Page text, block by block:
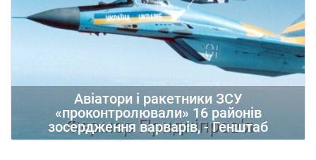
Авіатори і ракетники ЗСУ
«проконтролювали» 16 районів
зосердження варварів, - Генштаб